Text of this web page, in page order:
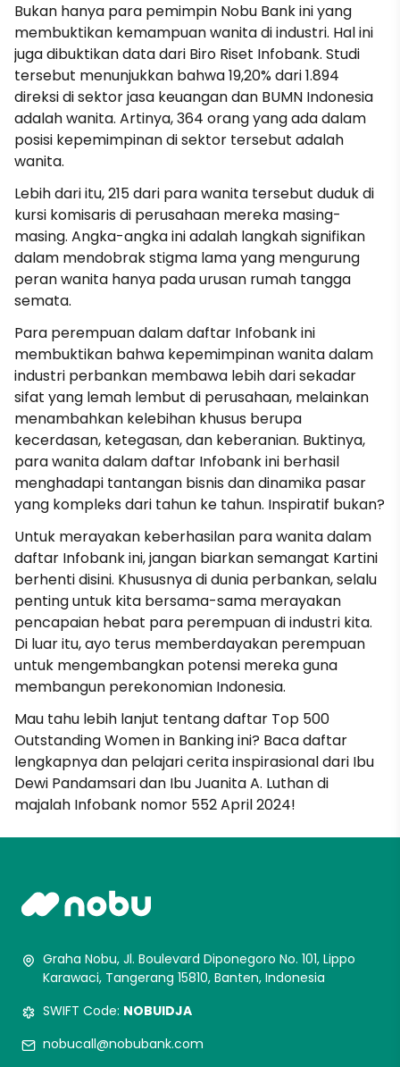
Bukan hanya para pemimpin Nobu Bank ini yang
membuktikan kemampuan wanita di industri. Hal ini
juga dibuktikan data dari Biro Riset Infobank. Studi
tersebut menunjukkan bahwa 19,20% dari 1.894
direksi di sektor jasa keuangan dan BUMN Indonesia
adalah wanita. Artinya, 364 orang yang ada dalam
posisi kepemimpinan di sektor tersebut adalah
wanita.
Lebih dari itu, 215 dari para wanita tersebut duduk di
kursi komisaris di perusahaan mereka masing-
masing. Angka-angka ini adalah langkah signifikan
dalam mendobrak stigma lama yang mengurung
peran wanita hanya pada urusan rumah tangga
semata.
Para perempuan dalam daftar Infobank ini
membuktikan bahwa kepemimpinan wanita dalam
industri perbankan membawa lebih dari sekadar
sifat yang lemah lembut di perusahaan, melainkan
menambahkan kelebihan khusus berupa
kecerdasan, ketegasan, dan keberanian. Buktinya,
para wanita dalam daftar Infobank ini berhasil
menghadapi tantangan bisnis dan dinamika pasar
yang kompleks dari tahun ke tahun. Inspiratif bukan?
Untuk merayakan keberhasilan para wanita dalam
daftar Infobank ini, jangan biarkan semangat Kartini
berhenti disini. Khususnya di dunia perbankan, selalu
penting untuk kita bersama-sama merayakan
pencapaian hebat para perempuan di industri kita.
Di luar itu, ayo terus memberdayakan perempuan
untuk mengembangkan potensi mereka guna
membangun perekonomian Indonesia.
Mau tahu lebih lanjut tentang daftar Top 500
Outstanding Women in Banking ini? Baca daftar
lengkapnya dan pelajari cerita inspirasional dari Ibu
Dewi Pandamsari dan Ibu Juanita A. Luthan di
majalah Infobank nomor 552 April 2024!
Graha Nobu, Jl. Boulevard Diponegoro No. 101, Lippo
Karawaci, Tangerang 15810, Banten, Indonesia
SWIFT Code: NOBUIDJA
nobucall@nobubank.com